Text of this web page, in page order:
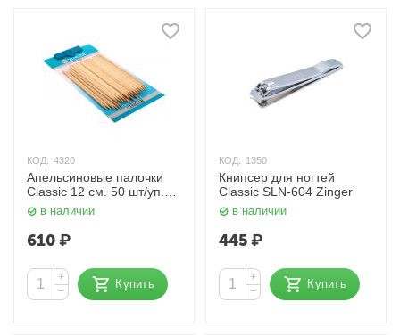
КОД: 4320
Апельсиновые палочки
Classic 12 см. 50 шт/уп.
Zinger
в наличии
610₽
+
−
Купить
КОД: 1350
Книпсер для ногтей
Classic SLN-604 Zinger
в наличии
445₽
+
−
Купить